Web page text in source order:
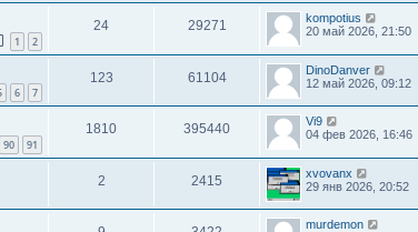
и
ю
е
и
ю
1 2
24 29271
kompotius
20 май 2026, 21:50
6 7
123 61104
DinoDanver
12 май 2026, 09:12
90 91
1810 395440
Vi9
04 фев 2026, 16:46
2 2415
xvovanx
29 янв 2026, 20:52
murdemon